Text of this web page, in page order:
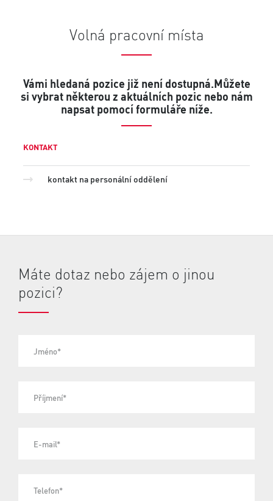
Volná pracovní místa
Vámi hledaná pozice již není dostupná.Můžete
si vybrat některou z aktuálních pozic nebo nám
napsat pomocí formuláře níže.
KONTAKT
kontakt na personální oddělení
Máte dotaz nebo zájem o jinou
pozici?
Jméno*
Příjmení*
E-mail*
Telefon*